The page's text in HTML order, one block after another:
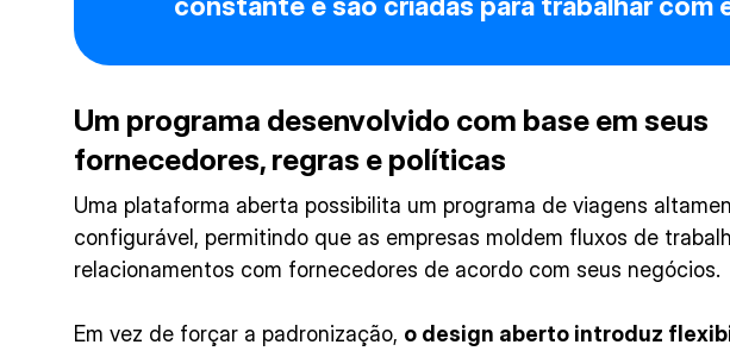
Um programa desenvolvido com base em seus
fornecedores, regras e políticas
Uma plataforma aberta possibilita um programa de viagens
configurável, permitindo que as empresas moldem fluxos de
relacionamentos com fornecedores de acordo com seus negócios.
Em vez de forçar a padronização, o design aberto introduz